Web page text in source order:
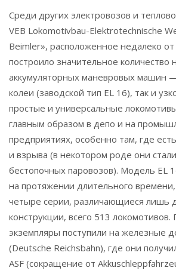
Среди других электровозов и
VEB Lokomotivbau-Elektrotechnische
Beimler», расположенное недалеко
построило значительное количество
аккумуляторных маневровых машин
колеи (заводской тип EL 16), так и
простые и универсальные
главным образом в депо и на
предприятиях, особенно там, где
и взрыва (в некотором роде они
бестопочных паровозов). Модель EL
на протяжении длительного
четыре серии, различающиеся лишь
конструкции, всего 513
экземпляры поступили на железные
(Deutsche Reichsbahn), где они
ASF (сокращение от